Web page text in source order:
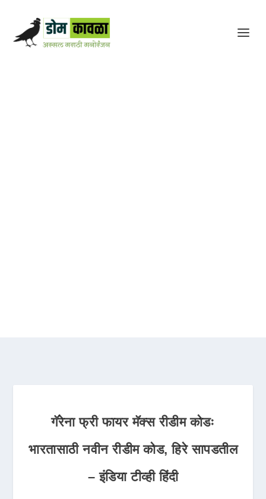
गॅरेना फ्री फायर मॅक्स रीडीम कोडः
भारतासाठी नवीन रीडीम कोड, हिरे सापडतील
– इंडिया टीव्ही हिंदी